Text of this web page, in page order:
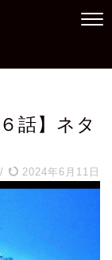
話】ネタ
/ 2024年6月11日